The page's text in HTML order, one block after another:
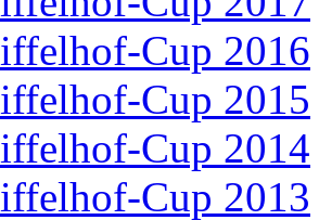
Cup 2016
Cup 2015
Cup 2014
Cup 2013